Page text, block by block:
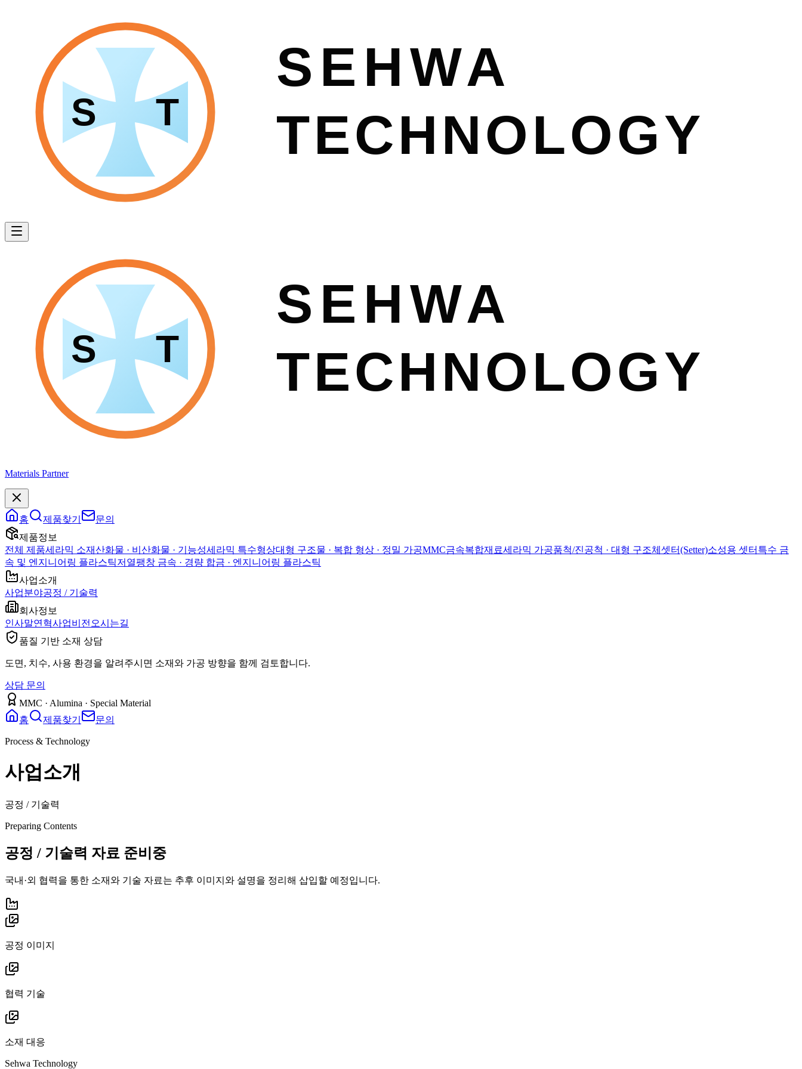
Materials Partner
홈 제품찾기
문의
제품정보
전체 제품세라믹 소재산화물 · 비산화물 · 기능성세라믹 특수형상대형 구조물 · 복합 형상 · 정밀 가공MMC금속복합재료세라믹 가공품척/진공척 · 대형 구조체 셋터(Setter)소성용 셋터 특수 금
속 및 엔지니어링 플라스틱저열팽창 금속 · 경량 합금 · 엔지니어링 플라스틱
사업소개
사업분야공정 / 기술력
회사정보
인사말연혁사업비전 오시는길
품질 기반 소재 상담
도면, 치수, 사용 환경을 알려주시면 소재와 가공 방향을 함께 검토합니다.
상담 문의
MMC · Alumina · Special Material
홈
제품찾기 문의
Process & Technology
사업소개
공정 / 기술력
Preparing Contents
공정 / 기술력 자료 준비중
국내·외 협력을 통한 소재와 기술 자료는 추후 이미지와 설명을 정리해 삽입할 예정입니다.
공정 이미지
협력 기술
소재 대응
Sehwa Technology